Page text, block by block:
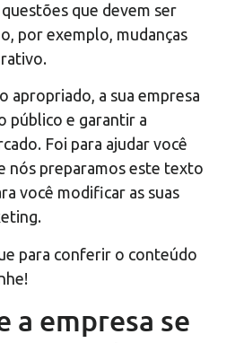
que devem ser
por exemplo, mudanças
apropriado, a sua empresa
público e garantir a
Foi para ajudar você
nós preparamos este texto
você modificar as suas
para conferir o conteúdo
a empresa se